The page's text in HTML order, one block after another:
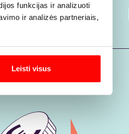
funkcijas ir analizuoti
ir analizės partneriais,
Leisti visus